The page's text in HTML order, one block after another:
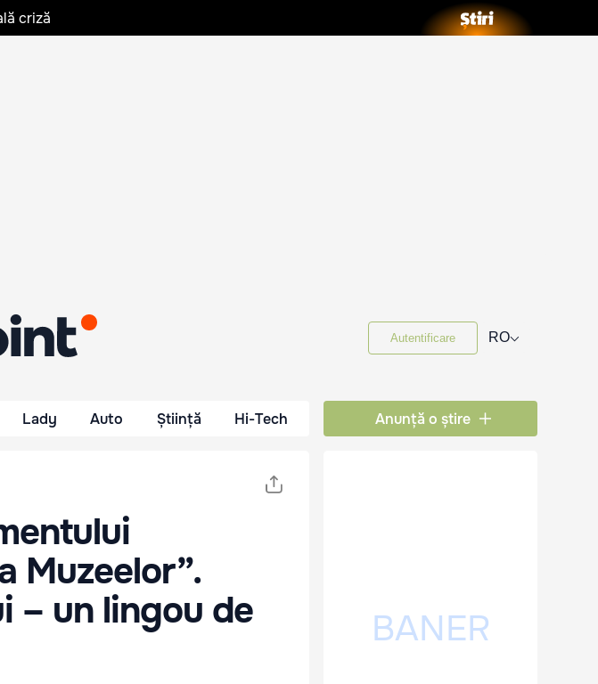
criză
Autentificare RO⌵
Lady Auto Știință Hi-Tech Anunță o știre
Muzeelor”.
– un lingou de